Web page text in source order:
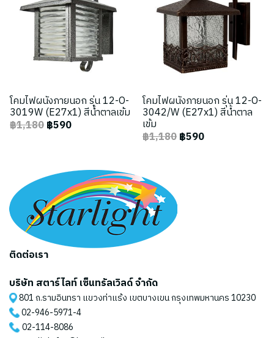
โคมไฟผนังภายนอก รุ่น 12-O-
3019W (E27x1) สีน้ำตาลเข้ม
฿1,180฿590
โคมไฟผนังภายนอก รุ่น 12-O-
3042/W (E27x1) สีน้ำตาล
เข้ม
฿1,180฿590
ติดต่อเรา
บริษัท สตาร์ไลท์ เซ็นทรัลเวิลด์ จำกัด
801 ถ.รามอินทรา แขวงท่าแร้ง เขตบางเขน กรุงเทพมหานคร 10230
02-946-5971-4
02-114-8086